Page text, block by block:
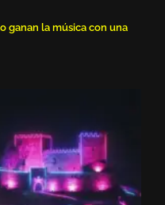
ganan la música con una